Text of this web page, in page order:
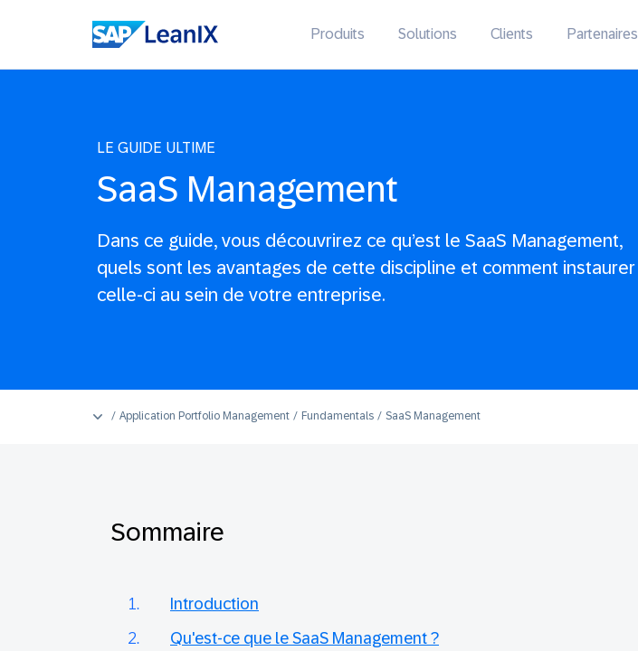
Produits Solutions Clients Partenaires
LE GUIDE ULTIME
SaaS Management
Dans ce guide, vous découvrirez ce qu’est le SaaS Management,
quels sont les avantages de cette discipline et comment instaurer
celle-ci au sein de votre entreprise.
Application Portfolio Management Fundamentals SaaS Management
Sommaire
Introduction
Qu'est-ce que le SaaS Management ?